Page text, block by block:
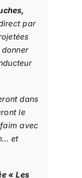
par
dans
le
avec
et
« Les